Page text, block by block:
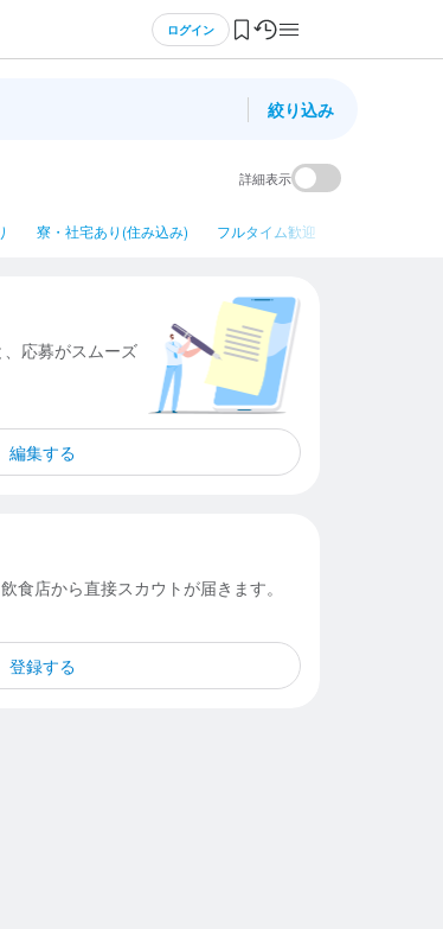
ログイン
絞り込み
詳細表示
寮・社宅あり(住み込み) フルタイム歓迎
応募がスムーズ
編集する
食店から直接スカウトが届きます。
登録する